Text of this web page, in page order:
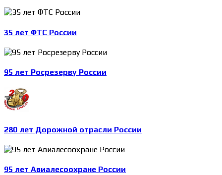
35 лет ФТС России
95 лет Росрезерву России
280 лет Дорожной отрасли России
95 лет Авиалесоохране России